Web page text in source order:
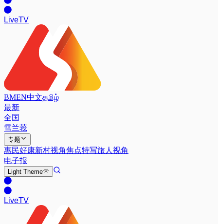
LiveTV
BMEN中文தமிழ்
最新
全国
雪兰莪
专题
惠民好康新村视角焦点特写旅人视角
电子报
Light Theme
LiveTV